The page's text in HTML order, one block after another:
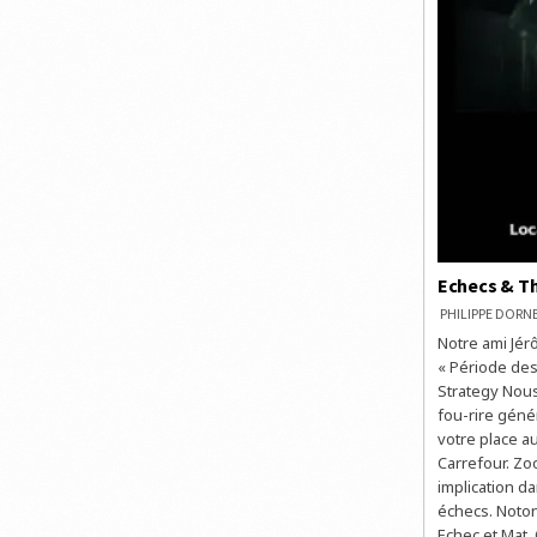
Echecs &
PHILIPPE
Notre ami
« Période
Strategy
fou-rire
votre place
Carrefour.
implication
échecs.